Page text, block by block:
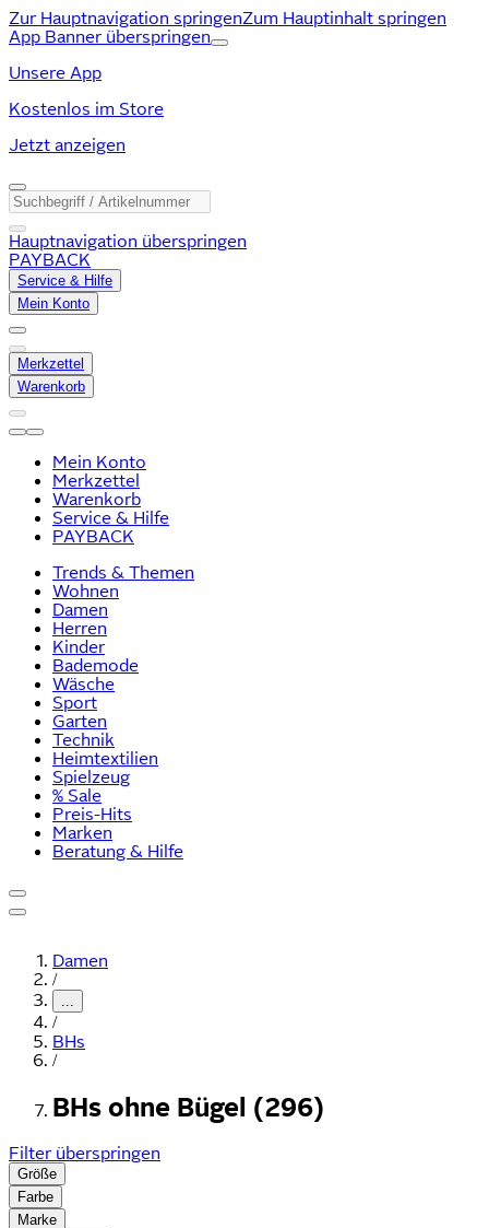
Zur Hauptnavigation springenZum Hauptinhalt springen
App Banner überspringen
Unsere App
Kostenlos im Store
Jetzt anzeigen
Hauptnavigation überspringen
PAYBACK
Service & Hilfe
Mein Konto
Merkzettel
Warenkorb
Mein Konto
Merkzettel
Warenkorb
Service & Hilfe
PAYBACK
Trends & Themen
Wohnen
Damen
Herren
Kinder
Bademode
Wäsche
Sport
Garten
Technik
Heimtextilien
Spielzeug
% Sale
Preis-Hits
Marken
Beratung & Hilfe
Damen
/
...
/
BHs
/
BHs ohne Bügel (296)
Filter überspringen
Größe
Farbe
Marke